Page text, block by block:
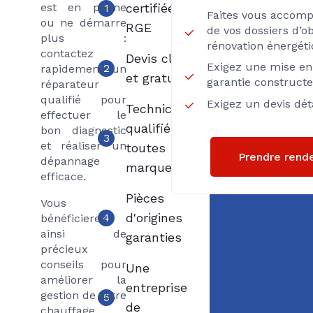
est en panne
ou ne démarre
plus :
contactez
rapidement un
réparateur
qualifié pour
effectuer le
bon diagnostic
et réaliser un
dépannage
efficace.
Vous
bénéficierez
ainsi de
précieux
conseils pour
améliorer la
gestion de votre
Faites vous
de vos dossiers
rénovation
Exigez une mise
garantie
Exigez un devis
Prendre
1
certifiée
RGE
2
Devis clair
et gratuit
3
Techniciens
qualifiés
toutes
marques
4
Pièces
d'origines
garanties
5
Une
entreprise
de